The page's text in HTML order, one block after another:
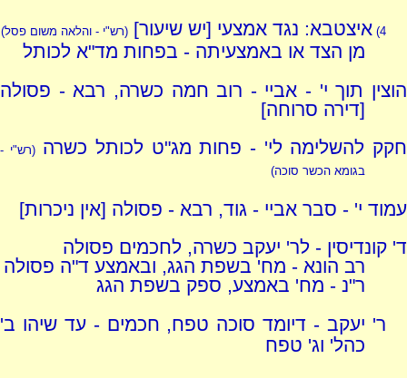
4) איצטבא: נגד אמצעי [יש שיעור](רש"י - והלאה משום פסל)
מן הצד או באמצעיתה - בפחות מד"א לכותל
הוצין תוך י' - אביי - רוב חמה כשרה, רבא - פסולה
[דירה סרוחה]
חקק להשלימה לי' - פחות מג"ט לכותל כשרה(רש"י -
בגומא הכשר סוכה)
עמוד י' - סבר אביי - גוד, רבא - פסולה [אין ניכרות]
ד' קונדיסין - לר' יעקב כשרה, לחכמים פסולה
רב הונא - מח' בשפת הגג, ובאמצע ד"ה פסולה
ר"נ - מח' באמצע, ספק בשפת הגג
ר' יעקב - דיומד סוכה טפח, חכמים - עד שיהו ב'
כהל' וג' טפח